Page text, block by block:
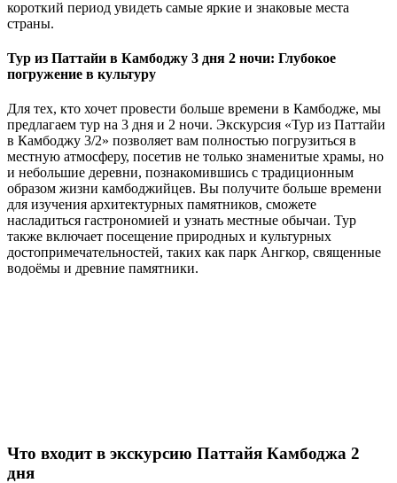
короткий период увидеть самые яркие и знаковые места
страны.
Тур из Паттайи в Камбоджу 3 дня 2 ночи: Глубокое
погружение в культуру
Для тех, кто хочет провести больше времени в Камбодже, мы
предлагаем тур на 3 дня и 2 ночи. Экскурсия «Тур из Паттайи
в Камбоджу 3/2» позволяет вам полностью погрузиться в
местную атмосферу, посетив не только знаменитые храмы, но
и небольшие деревни, познакомившись с традиционным
образом жизни камбоджийцев. Вы получите больше времени
для изучения архитектурных памятников, сможете
насладиться гастрономией и узнать местные обычаи. Тур
также включает посещение природных и культурных
достопримечательностей, таких как парк Ангкор, священные
водоёмы и древние памятники.
Что входит в экскурсию Паттайя Камбоджа 2
дня